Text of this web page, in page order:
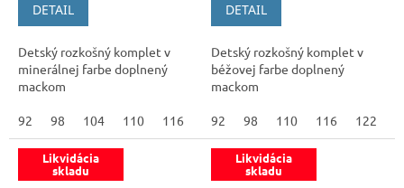
DETAIL
Detský rozkošný komplet v
minerálnej farbe doplnený
mackom
92 98 104 110 116 122 128
DETAIL
Detský rozkošný komplet v
béžovej farbe doplnený
mackom
92 98 110 116 122
Likvidácia
skladu
Likvidácia
skladu